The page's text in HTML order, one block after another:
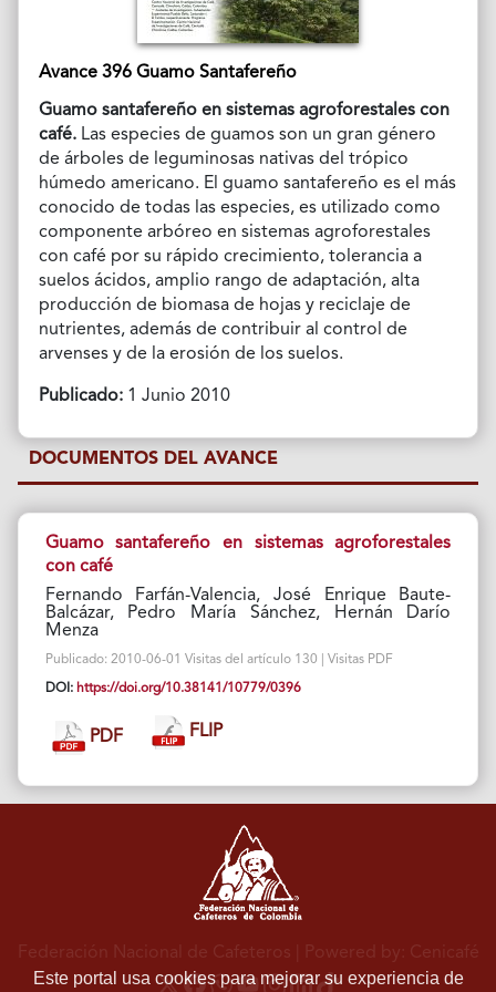
Avance 396 Guamo Santafereño
Guamo santafereño en sistemas agroforestales con
café.Las especies de guamos son un gran género
de árboles de leguminosas nativas del trópico
húmedo americano. El guamo santafereño es el más
conocido de todas las especies, es utilizado como
componente arbóreo en sistemas agroforestales
con café por su rápido crecimiento, tolerancia a
suelos ácidos, amplio rango de adaptación, alta
producción de biomasa de hojas y reciclaje de
nutrientes, además de contribuir al control de
arvenses y de la erosión de los suelos.
Publicado:1 Junio 2010
DOCUMENTOS DEL AVANCE
Guamo santafereño en sistemas agroforestales
con café
Fernando Farfán-Valencia, José Enrique Baute-
Balcázar, Pedro María Sánchez, Hernán Darío
Menza
Publicado: 2010-06-01 Visitas del artículo 130 | Visitas PDF
DOI: https://doi.org/10.38141/10779/0396
PDF FLIP
Este portal usa cookies para mejorar su experiencia de
Federación Nacional de Cafeteros | Powered by: Cenicafé